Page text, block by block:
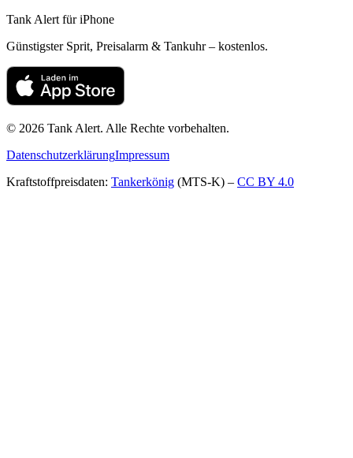
Tank Alert für iPhone
Günstigster Sprit, Preisalarm & Tankuhr – kostenlos.
© 2026 Tank Alert. Alle Rechte vorbehalten.
DatenschutzerklärungImpressum
Kraftstoffpreisdaten: Tankerkönig (MTS-K) – CC BY 4.0